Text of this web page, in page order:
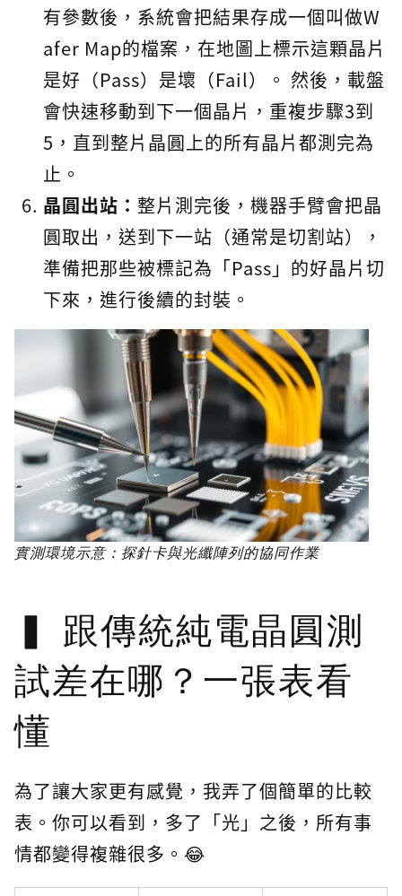
有參數後，系統會把結果存成一個叫做W
afer Map的檔案，在地圖上標示這顆晶片
是好（Pass）是壞（Fail）。 然後，載盤
會快速移動到下一個晶片，重複步驟3到
5，直到整片晶圓上的所有晶片都測完為
止。
晶圓出站： 整片測完後，機器手臂會把晶
圓取出，送到下一站（通常是切割站），
準備把那些被標記為「Pass」的好晶片切
下來，進行後續的封裝。
實測環境示意：探針卡與光纖陣列的協同作業
跟傳統純電晶圓測
試差在哪？一張表看
懂
為了讓大家更有感覺，我弄了個簡單的比較
表。你可以看到，多了「光」之後，所有事
情都變得複雜很多。😂